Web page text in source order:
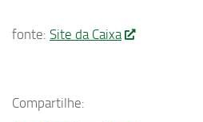
fonte: Site da Caixa
Compartilhe: